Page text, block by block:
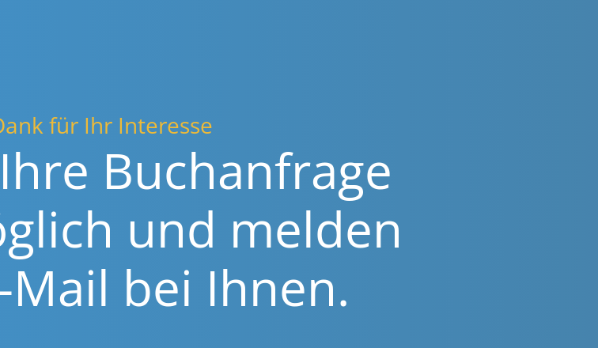
für Ihr Interesse
Buchan­fra­ge
und melden
Mail bei Ihnen.